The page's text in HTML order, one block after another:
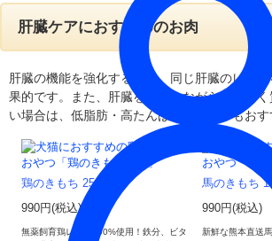
肝臓ケアにおすすめのお肉
肝臓の機能を強化するには、同じ肝臓のレバ
果的です。また、肝臓をケアしながらたんぱ
い場合は、低脂肪・高たんぱくのささみもおす
鶏のきもち 25g
990円(税込)
無薬飼育鶏レバー100%使用！鉄分、ビタ
馬のきもち
990円(税込)
新鮮な熊本直送